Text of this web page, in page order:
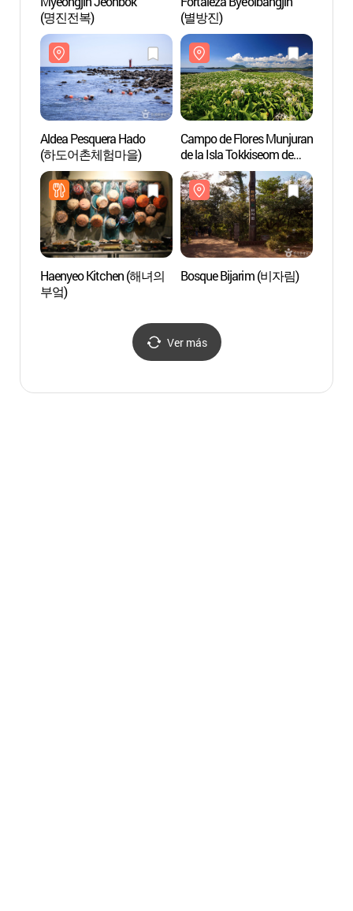
(명진전복)
(별방진)
Aldea Pesquera Hado
(하도어촌체험마을)
Campo de Flores Munjuran
de la Isla Tokkiseom de
Jeju (제주 토끼섬 문주란
자생지)
Haenyeo Kitchen (해녀의
부엌)
Bosque Bijarim (비자림)
Ver más